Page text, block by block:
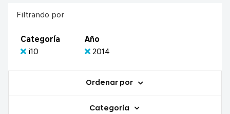
Filtrando por
Categoría
i10
Año
2014
Ordenar por
Categoría